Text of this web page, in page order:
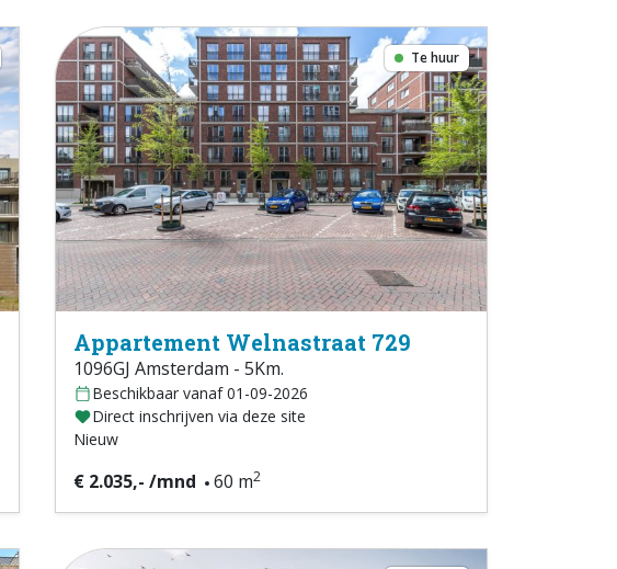
Te huur
Appartement Welnastraat 729
1096GJ Amsterdam - 5Km.
Beschikbaar vanaf 01-09-2026
Direct inschrijven via deze site
Nieuw
€ 2.035,- /mnd 60 m2